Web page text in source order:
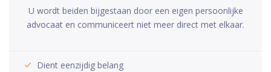
U wordt beiden bijgestaan door een eigen persoonlijke
advocaat en communiceert niet meer direct met elkaar.
Dient eenzijdig belang